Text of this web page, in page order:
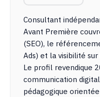
Consultant
Avant Première
(SEO), le
Ads) et la visibilité sur
Le profil revendique
communication
pédagogique